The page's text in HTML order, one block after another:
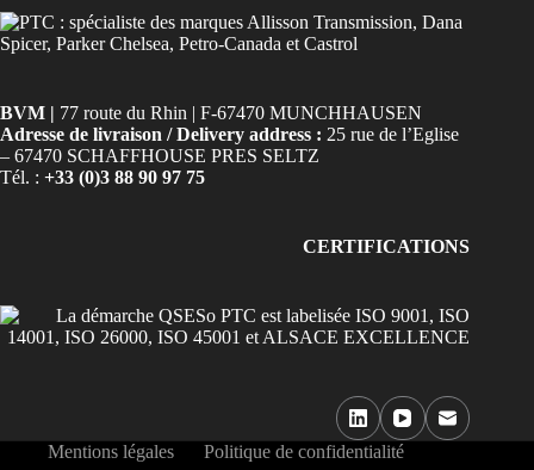
BVM | 77 route du Rhin | F-67470 MUNCHHAUSEN
Adresse de livraison / Delivery address : 25 rue de l’Eglise
– 67470 SCHAFFHOUSE PRES SELTZ
Tél. : +33 (0)3 88 90 97 75
CERTIFICATIONS
Mentions légales Politique de confidentialité